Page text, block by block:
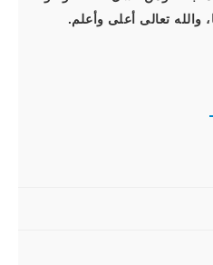
والله تعالى أعلى وأعلم.